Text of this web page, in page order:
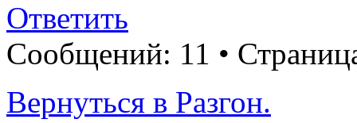
Ответить
Сообщений: 11 •
Вернуться в Разгон.